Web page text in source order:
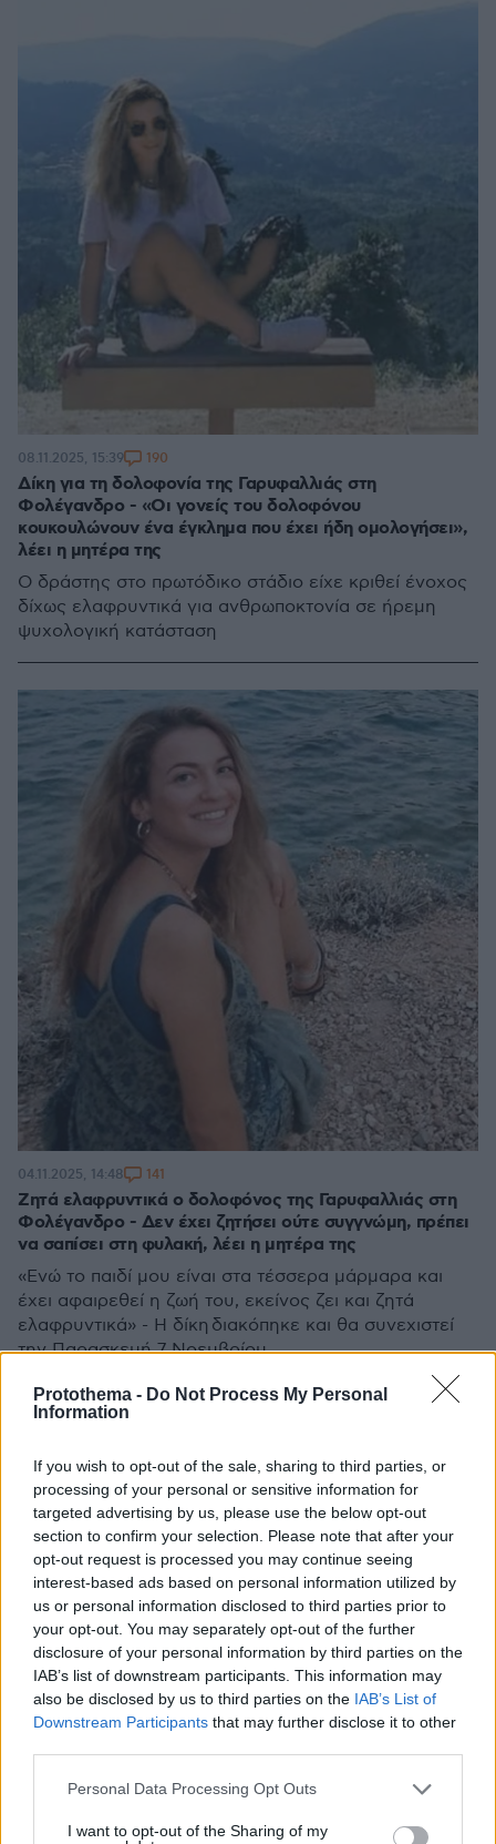
Protothema - Do Not Process My Personal
Information
If you wish to opt-out of the sale, sharing to third parties, or
processing of your personal or sensitive information for
targeted advertising by us, please use the below opt-out
section to confirm your selection. Please note that after your
opt-out request is processed you may continue seeing
interest-based ads based on personal information utilized by
us or personal information disclosed to third parties prior to
your opt-out. You may separately opt-out of the further
disclosure of your personal information by third parties on the
IAB’s list of downstream participants. This information may
also be disclosed by us to third parties on the IAB’s List of
Downstream Participants that may further disclose it to other
Please note that this website/app uses one or more Google
not limited to your visit or usage behaviour. You may click to
Personal Data Processing Opt Outs
I want to opt-out of the Sharing of my
Δίκη για τη δολοφονία της Γαρυφαλλιάς στη
Φολέγανδρο - «Οι γονείς του δολοφόνου
κουκουλώνουν ένα έγκλημα που έχει ήδη ομολογήσει»,
λέει η μητέρα της
Ο δράστης στο πρωτόδικο στάδιο είχε κριθεί ένοχος
δίχως ελαφρυντικά για ανθρωποκτονία σε ήρεμη
ψυχολογική κατάσταση
08.11.2025, 15:39 190
Ζητά ελαφρυντικά ο δολοφόνος της Γαρυφαλλιάς στη
Φολέγανδρο - Δεν έχει ζητήσει ούτε συγγνώμη, πρέπει
να σαπίσει στη φυλακή, λέει η μητέρα της
«Ενώ το παιδί μου είναι στα τέσσερα μάρμαρα και
έχει αφαιρεθεί η ζωή του, εκείνος ζει και ζητά
ελαφρυντικά» - Η δίκη διακόπηκε και θα συνεχιστεί
την Παρασκευή 7 Νοεμβρίου
04.11.2025, 14:48 141